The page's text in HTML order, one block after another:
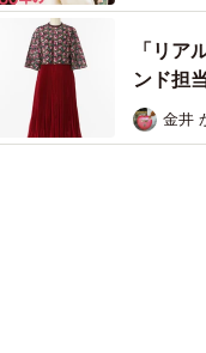
「リア
ンド担
金井